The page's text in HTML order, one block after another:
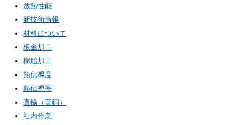
放熱性能
新技術情報
材料について
板金加工
樹脂加工
熱伝導度
熱伝導率
真鍮（黄銅）
社内作業